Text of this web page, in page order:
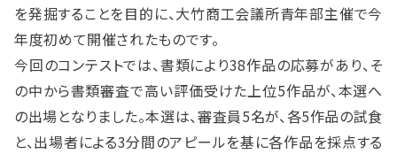
を発掘することを目的に、大竹商工会議所青年部主催で今
年度初めて開催されたものです。
今回のコンテストでは、書類により38作品の応募があり、そ
の中から書類審査で高い評価受けた上位5作品が、本選へ
の出場となりました。本選は、審査員5名が、各5作品の試食
と、出場者による3分間のアピールを基に各作品を採点する